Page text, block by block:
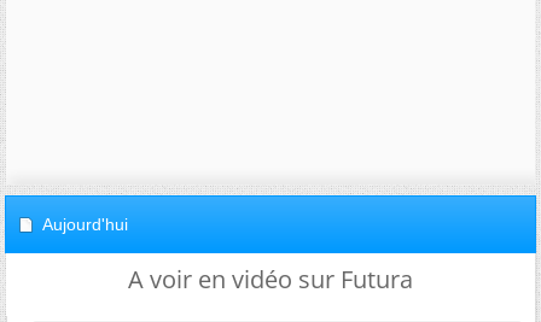
Aujourd'hui
A voir en vidéo sur Futura